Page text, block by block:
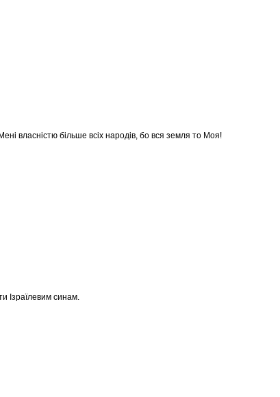
власністю більше всіх народів, бо вся земля то Моя!
Ізраїлевим синам.